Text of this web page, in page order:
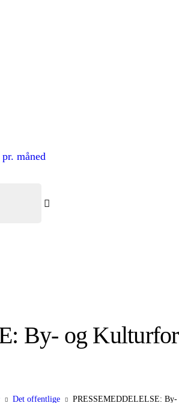
måned
By- og
Det offentlige PRESSEMEDDELELSE: